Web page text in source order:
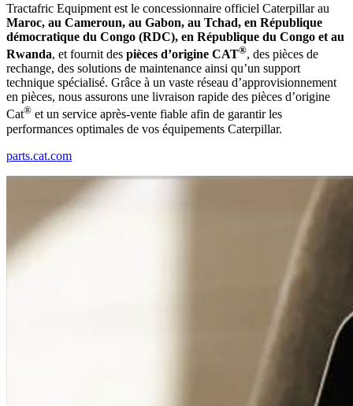
Tractafric Equipment est le concessionnaire officiel Caterpillar au
Maroc, au Cameroun, au Gabon, au Tchad, en République
démocratique du Congo (RDC), en République du Congo et au
Rwanda, et fournit des pièces d’origine CAT®, des pièces de
rechange, des solutions de maintenance ainsi qu’un support
technique spécialisé. Grâce à un vaste réseau d’approvisionnement
en pièces, nous assurons une livraison rapide des pièces d’origine
Cat® et un service après-vente fiable afin de garantir les
performances optimales de vos équipements Caterpillar.
parts.cat.com